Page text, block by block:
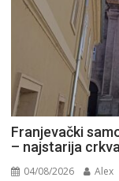
Franjevački
– najstarija
04/08/2026 Alex